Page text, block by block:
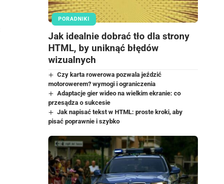
PORADNIKI
Jak idealnie dobrać tło dla strony
HTML, by uniknąć błędów
wizualnych
Czy karta rowerowa pozwala jeździć
motorowerem? wymogi i ograniczenia
Adaptacje gier wideo na wielkim ekranie: co
przesądza o sukcesie
Jak napisać tekst w HTML: proste kroki, aby
pisać poprawnie i szybko